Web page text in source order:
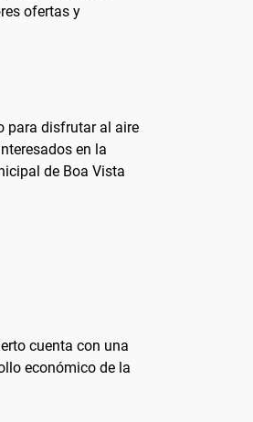
ofertas y
para disfrutar al aire
en la
de Boa Vista
cuenta con una
económico de la